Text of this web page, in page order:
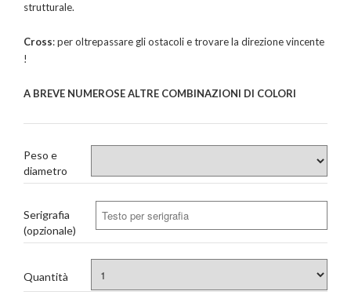
strutturale.
Cross: per oltrepassare gli ostacoli e trovare la direzione vincente
!
A BREVE NUMEROSE ALTRE COMBINAZIONI DI COLORI
Peso e
diametro
Serigrafia
(opzionale)
Quantità